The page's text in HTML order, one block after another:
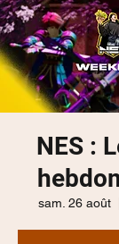
NES :
sam. 26 août